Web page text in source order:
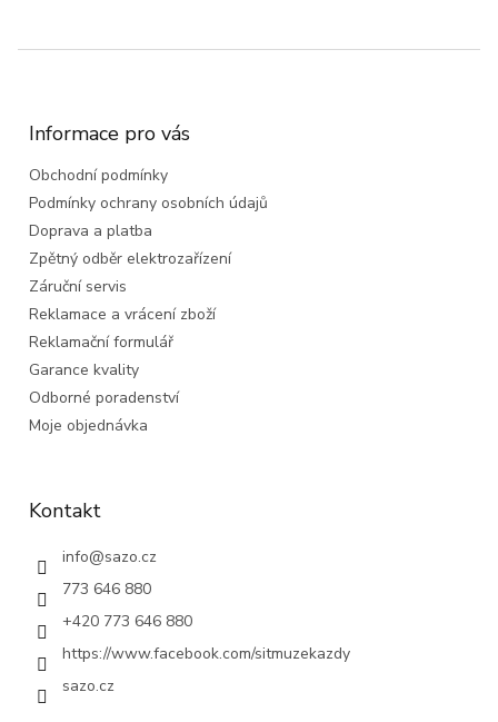
Informace pro vás
Obchodní podmínky
Podmínky ochrany osobních údajů
Doprava a platba
Zpětný odběr elektrozařízení
Záruční servis
Reklamace a vrácení zboží
Reklamační formulář
Garance kvality
Odborné poradenství
Moje objednávka
Kontakt
info@sazo.cz
773 646 880
+420 773 646 880
https://www.facebook.com/sitmuzekazdy
sazo.cz